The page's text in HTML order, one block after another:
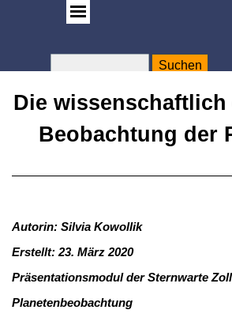
Suchen
Die
Beobachtung der
Autorin: Silvia Kowollik
Erstellt: 23. März 2020
Präsentationsmodul der Sternwarte
Planetenbeobachtung